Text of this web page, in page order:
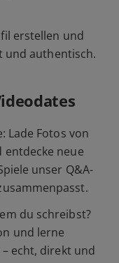
erstellen und
und authentisch.
Lade Fotos von
neue
unser Q&A-
du schreibst?
und lerne
echt, direkt und